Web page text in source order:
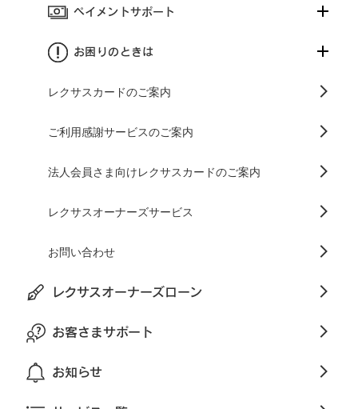
ペイメントサポート
お困りのときは
レクサスカードのご案内
ご利用感謝サービスのご案内
法人会員さま向けレクサスカードのご案内
レクサスオーナーズサービス
お問い合わせ
レクサスオーナーズローン
お客さまサポート
お知らせ